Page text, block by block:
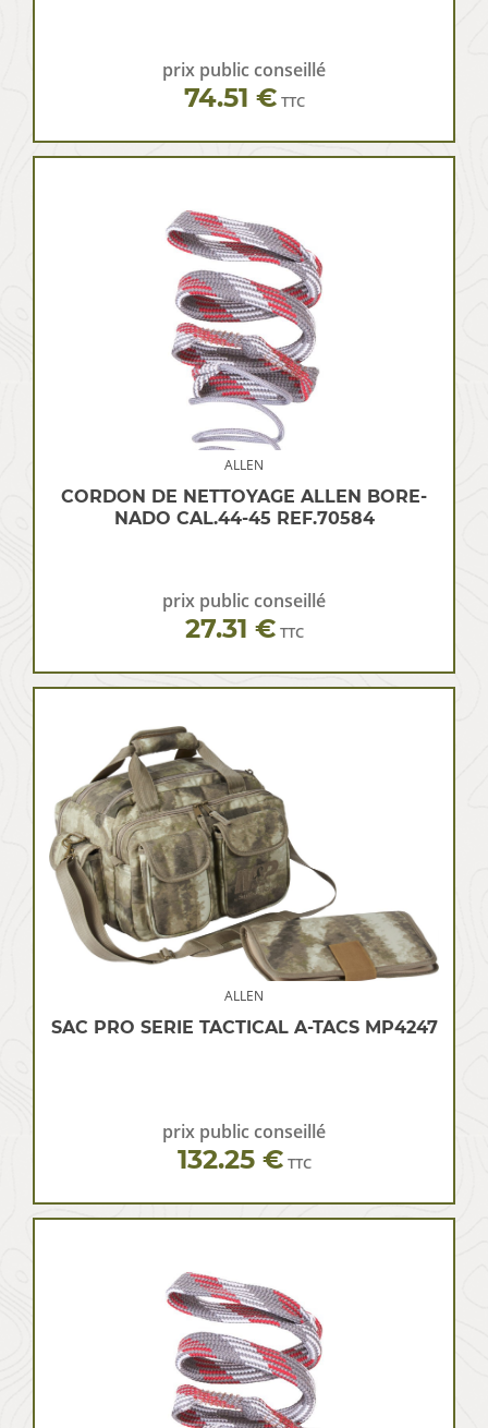
prix public conseillé
74.51 € TTC
ALLEN
CORDON DE NETTOYAGE ALLEN BORE-
NADO CAL.44-45 REF.70584
prix public conseillé
27.31 € TTC
ALLEN
SAC PRO SERIE TACTICAL A-TACS MP4247
prix public conseillé
132.25 € TTC